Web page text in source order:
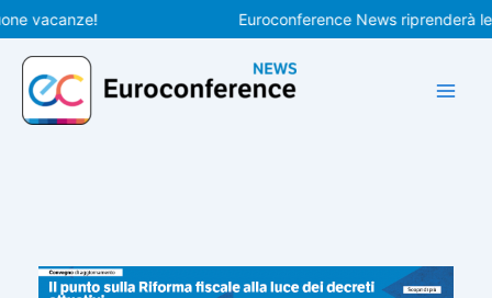
Vai
al
contenuto
Euroconference News riprenderà le